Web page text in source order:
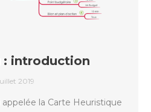
: introduction
2019
la Carte Heuristique